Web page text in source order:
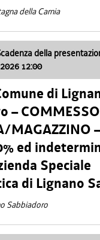
della Carnia
della
12:00
di
–
MAGAZZINO
ed
Speciale
di Lignano
Sabbiadoro